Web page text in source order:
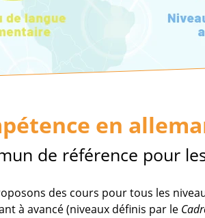
en
de référence pour
des cours pour tous les
à avancé (niveaux définis par le